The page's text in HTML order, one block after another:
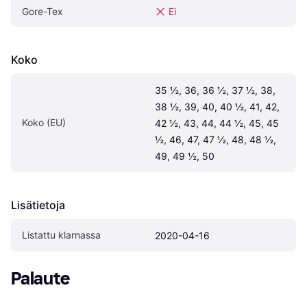
Gore-Tex Ei
Koko
Koko (EU)
35 ½, 36, 36 ½, 37 ½, 38,
38 ½, 39, 40, 40 ½, 41, 42,
42 ½, 43, 44, 44 ½, 45, 45
½, 46, 47, 47 ½, 48, 48 ½,
49, 49 ½, 50
Lisätietoja
Listattu klarnassa 2020-04-16
Palaute